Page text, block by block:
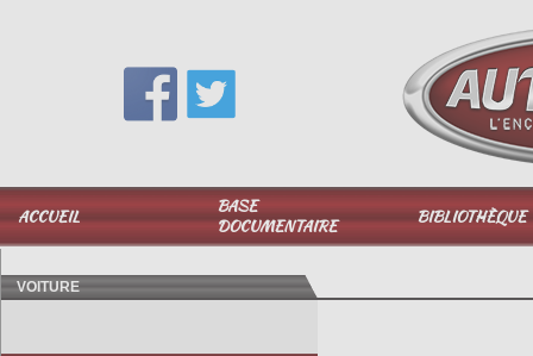
ACCUEIL
BASE
DOCUMENTAIRE
BIBLIOTHÈQUE
06 51 040 025
VOITURE